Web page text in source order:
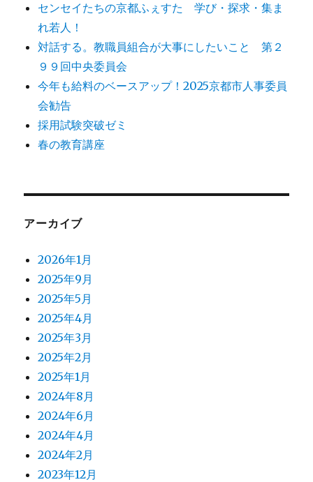
センセイたちの京都ふぇすた 学び・探求・集ま
れ若人！
対話する。教職員組合が大事にしたいこと 第２
９９回中央委員会
今年も給料のベースアップ！2025京都市人事委員
会勧告
採用試験突破ゼミ
春の教育講座
アーカイブ
2026年1月
2025年9月
2025年5月
2025年4月
2025年3月
2025年2月
2025年1月
2024年8月
2024年6月
2024年4月
2024年2月
2023年12月